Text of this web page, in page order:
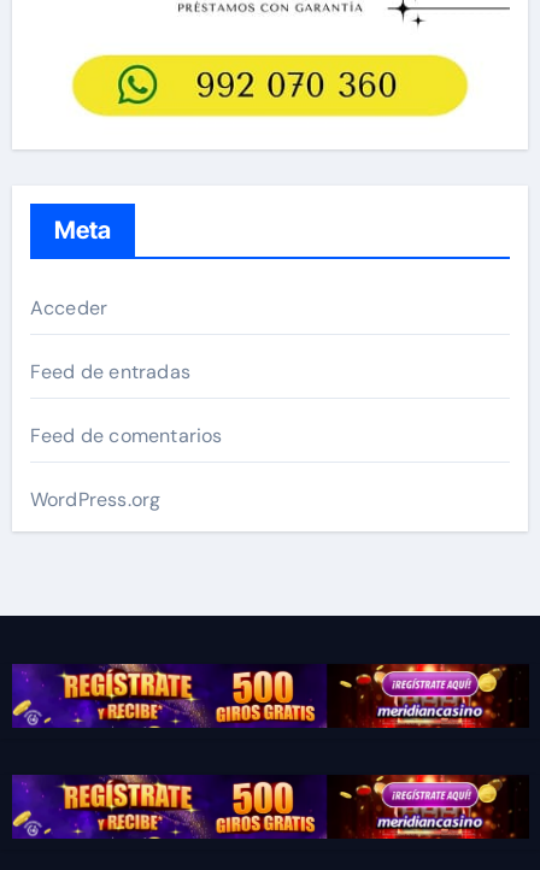
Meta
Acceder
Feed de entradas
Feed de comentarios
WordPress.org